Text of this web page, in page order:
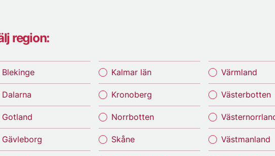
region:
Blekinge
Dalarna
Gotland
Gävleborg
Kalmar län
Kronoberg
Norrbotten
Skåne
Värmland
Västerbotten
Västmanland